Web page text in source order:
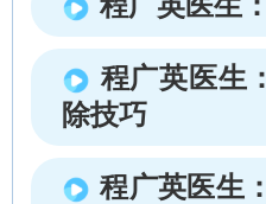
程广英医生
除技巧
程广英医生